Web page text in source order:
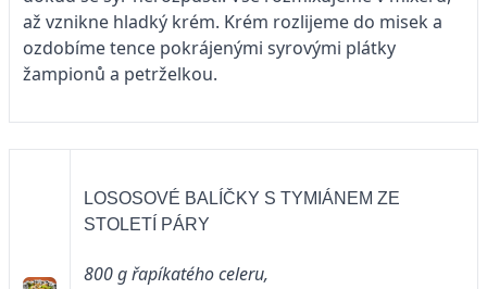
až vznikne hladký krém. Krém rozlijeme do misek a
ozdobíme tence pokrájenými syrovými plátky
žampionů a petrželkou.
LOSOSOVÉ BALÍČKY S TYMIÁNEM ZE
STOLETÍ PÁRY
800 g řapíkatého celeru,